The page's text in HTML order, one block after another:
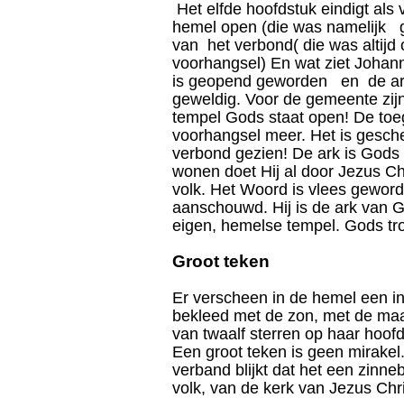
Het elfde hoofdstuk eindigt als
hemel open (die was namelijk
van het verbond( die was altijd
voorhangsel) En wat ziet
is geopend geworden en de
geweldig. Voor de gemeente
tempel Gods staat open! De
voorhangsel meer. Het is
verbond gezien! De ark is
wonen doet Hij al door Jezus
volk. Het Woord is vlees
aanschouwd. Hij is de ark van
eigen, hemelse tempel. Gods
Groot teken
Er verscheen in de hemel een
bekleed met de zon, met de
van twaalf sterren op haar
Een groot teken is geen
verband blijkt dat het een
volk, van de kerk van Jezus